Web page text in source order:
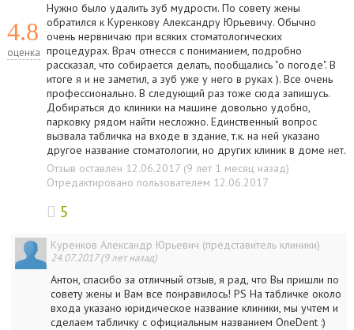
4.8
оценка
Нужно было удалить зуб мудрости. По совету жены
обратился к Куренкову Александру Юрьевичу. Обычно
очень нервничаю при всяких стоматологических
процедурах. Врач отнесся с пониманием, подробно
рассказал, что собирается делать, пообщались "о погоде". В
итоге я и не заметил, а зуб уже у него в руках ). Все очень
профессионально. В следующий раз тоже сюда запишусь.
Добираться до клиники на машине довольно удобно,
парковку рядом найти несложно. Единственный вопрос
вызвала табличка на входе в здание, т.к. на ней указано
другое название стоматологии, но других клиник в доме нет.
Отзыв оставлен 12.06.2017 (9 лет 1 месяц назад)
Отредактировано пользователем 12.06.2017
5
Куренков Александр Юрьевич (представитель клиники)
24.07.2017 (9 лет назад)
Антон, спасибо за отличный отзыв, я рад, что Вы пришли по
совету жены и Вам все понравилось! PS На табличке около
входа указано юридическое название клиники, мы учтем и
сделаем табличку с официальным названием OneDent :)